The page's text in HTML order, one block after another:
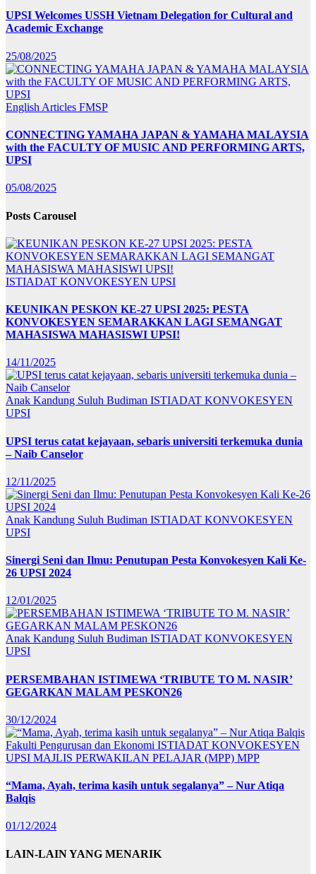
UPSI Welcomes USSH Vietnam Delegation for Cultural and
Academic Exchange
25/08/2025
English Articles FMSP
CONNECTING YAMAHA JAPAN & YAMAHA MALAYSIA
with the FACULTY OF MUSIC AND PERFORMING ARTS,
UPSI
05/08/2025
Posts Carousel
ISTIADAT KONVOKESYEN UPSI
KEUNIKAN PESKON KE-27 UPSI 2025: PESTA
KONVOKESYEN SEMARAKKAN LAGI SEMANGAT
MAHASISWA MAHASISWI UPSI!
14/11/2025
Anak Kandung Suluh Budiman ISTIADAT KONVOKESYEN
UPSI
UPSI terus catat kejayaan, sebaris universiti terkemuka dunia
– Naib Canselor
12/11/2025
Anak Kandung Suluh Budiman ISTIADAT KONVOKESYEN
UPSI
Sinergi Seni dan Ilmu: Penutupan Pesta Konvokesyen Kali Ke-
26 UPSI 2024
12/01/2025
Anak Kandung Suluh Budiman ISTIADAT KONVOKESYEN
UPSI
PERSEMBAHAN ISTIMEWA ‘TRIBUTE TO M. NASIR’
GEGARKAN MALAM PESKON26
30/12/2024
Fakulti Pengurusan dan Ekonomi ISTIADAT KONVOKESYEN
UPSI MAJLIS PERWAKILAN PELAJAR (MPP) MPP
“Mama, Ayah, terima kasih untuk segalanya” – Nur Atiqa
Balqis
01/12/2024
LAIN-LAIN YANG MENARIK